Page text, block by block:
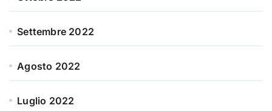
Settembre 2022
Agosto 2022
Luglio 2022